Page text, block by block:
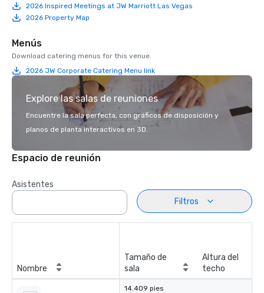
2026 Inspired Meetings at JW Marriott Las Vegas
2026 Property Map
Menús
Download catering menus for this venue.
2026 JW Corporate Catering Menu link
Explore las salas de reuniones
Encuentre la sala perfecta, con gráficos de disposición y
planos de planta interactivos en 3D.
Espacio de reunión
Asistentes
Filtros
Nombre
Tamaño de
sala
Altura del
techo
14.409 pies